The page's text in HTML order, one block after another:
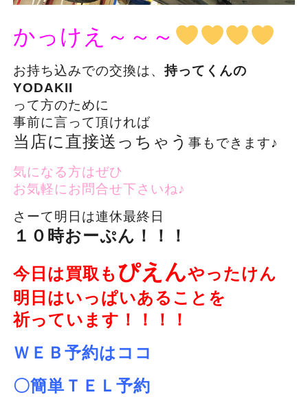
かっけえ～～～
お持ち込みでの交換は、 持ってくんの
YODAKII
って方のために
事前に言って頂ければ
当店に直接送っちゃう 事もできます♪
気になる方はぜひ
お気軽にお問合せ下さいね♪
さーて明日は連休最終日
１０時おーぷん！！！
今日は買取もぴえんやったけん
明日はいっぱいあることを
祈っています！！！！
ＷＥＢ予約はココ
〇簡単ＴＥＬ予約